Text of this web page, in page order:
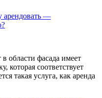
арендовать —
области фасада имеет
которая соответствует
такая услуга, как аренда